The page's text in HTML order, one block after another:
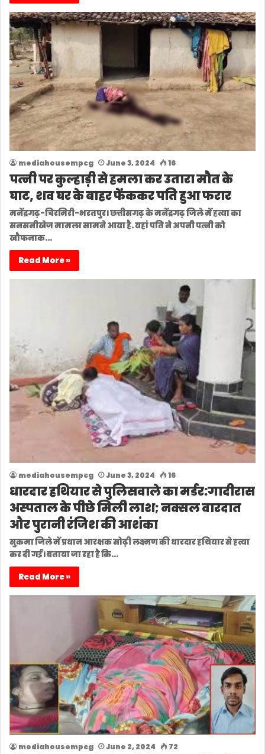
mediahousempcg June 3, 2024 16
पत्नी पर कुल्हाड़ी से हमला कर उतारा मौत के
घाट, शव घर के बाहर फेंककर पति हुआ फरार
मनेंद्रगढ़-चिरमिरी-भरतपुर। छत्तीसगढ़ के मनेंद्रगढ़ जिले में हत्या का
सनसनीखेज मामला सामने आया है. यहां पति ने अपनी पत्नी को
खौफनाक…
Read More »
mediahousempcg June 3, 2024 16
धारदार हथियार से पुलिसवाले का मर्डर:गादीरास
अस्पताल के पीछे मिली लाश; नक्सल वारदात
और पुरानी रंजिश की आशंका
सुकमा जिले में प्रधान आरक्षक सोढ़ी लक्ष्मण की धारदार हथियार से हत्या
कर दी गई। बताया जा रहा है कि…
Read More »
mediahousempcg June 2, 2024 72